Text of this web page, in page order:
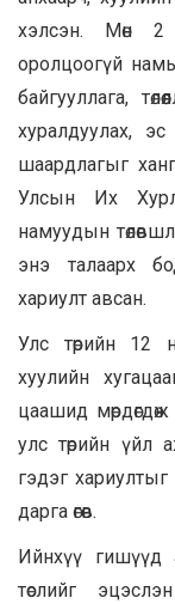
хэлсэн. Мөн 2
оролцоогүй
байгууллага,
хуралдуулах,
шаардлагыг
Улсын Их
намуудын
энэ талаарх
хариулт авсан.
Улс төрийн 12
хуулийн
цаашид
улс төрийн үйл
гэдэг
дарга өгөв.
Ийнхүү гишүүд
төслийг